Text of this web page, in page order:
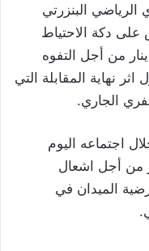
النادي الرياضي البنزرتي
دكة الاحتياط
مقابلتين مع تخطئته ب5000 دينار من أجل التفوه
نهاية المقابلة التي
اجتماعه اليوم
البنزرتي ب2500 دينار من أجل اشعال
الميدان في